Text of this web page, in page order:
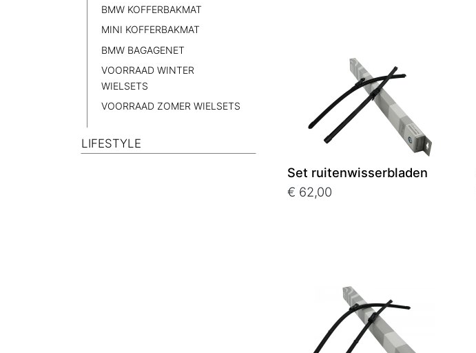
BMW KOFFERBAKMAT
MINI KOFFERBAKMAT
BMW BAGAGENET
VOORRAAD WINTER
WIELSETS
VOORRAAD ZOMER WIELSETS
LIFESTYLE
Set ruitenwisserbladen
€ 62,00